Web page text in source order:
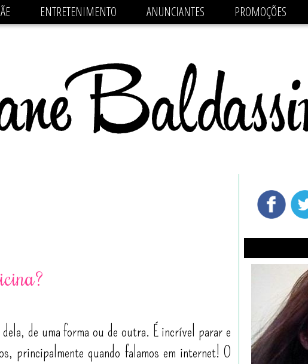
pagead2.googlesyndication.com/pagead/js/adsbygoogle.js'/>
ENTRETENIMENTO ANUNCIANTES PROMOÇÕES
de uma forma ou de outra. É incrível parar e
principalmente quando falamos em internet! O